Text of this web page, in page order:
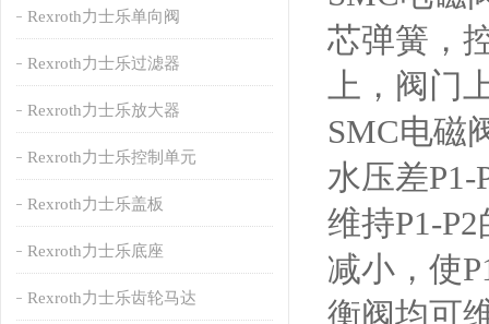
Rexroth力士乐单向阀
Rexroth力士乐过滤器
Rexroth力士乐放大器
Rexroth力士乐控制单元
Rexroth力士乐盖板
Rexroth力士乐底座
Rexroth力士乐齿轮马达
芯弹簧，
上，阀门
SMC电磁
水压差
维持P1-
减小，使
衡阀均可